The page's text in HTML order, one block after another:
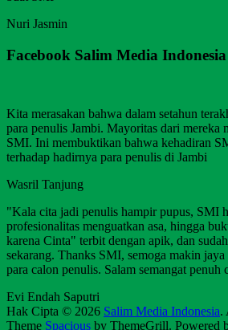
Nuri Jasmin
Facebook Salim Media Indonesia
Kita merasakan bahwa dalam setahun
para penulis Jambi. Mayoritas dari mereka
SMI. Ini membuktikan bahwa kehadiran
terhadap hadirnya para penulis di Jambi
Wasril Tanjung
"Kala cita jadi penulis hampir pupus, SMI
profesionalitas menguatkan asa, hingga
karena Cinta" terbit dengan apik, dan
sekarang. Thanks SMI, semoga makin
para calon penulis. Salam semangat penuh
Evi Endah Saputri
Hak Cipta © 2026 Salim Media Indonesia.
Theme Spacious by ThemeGrill. Powered